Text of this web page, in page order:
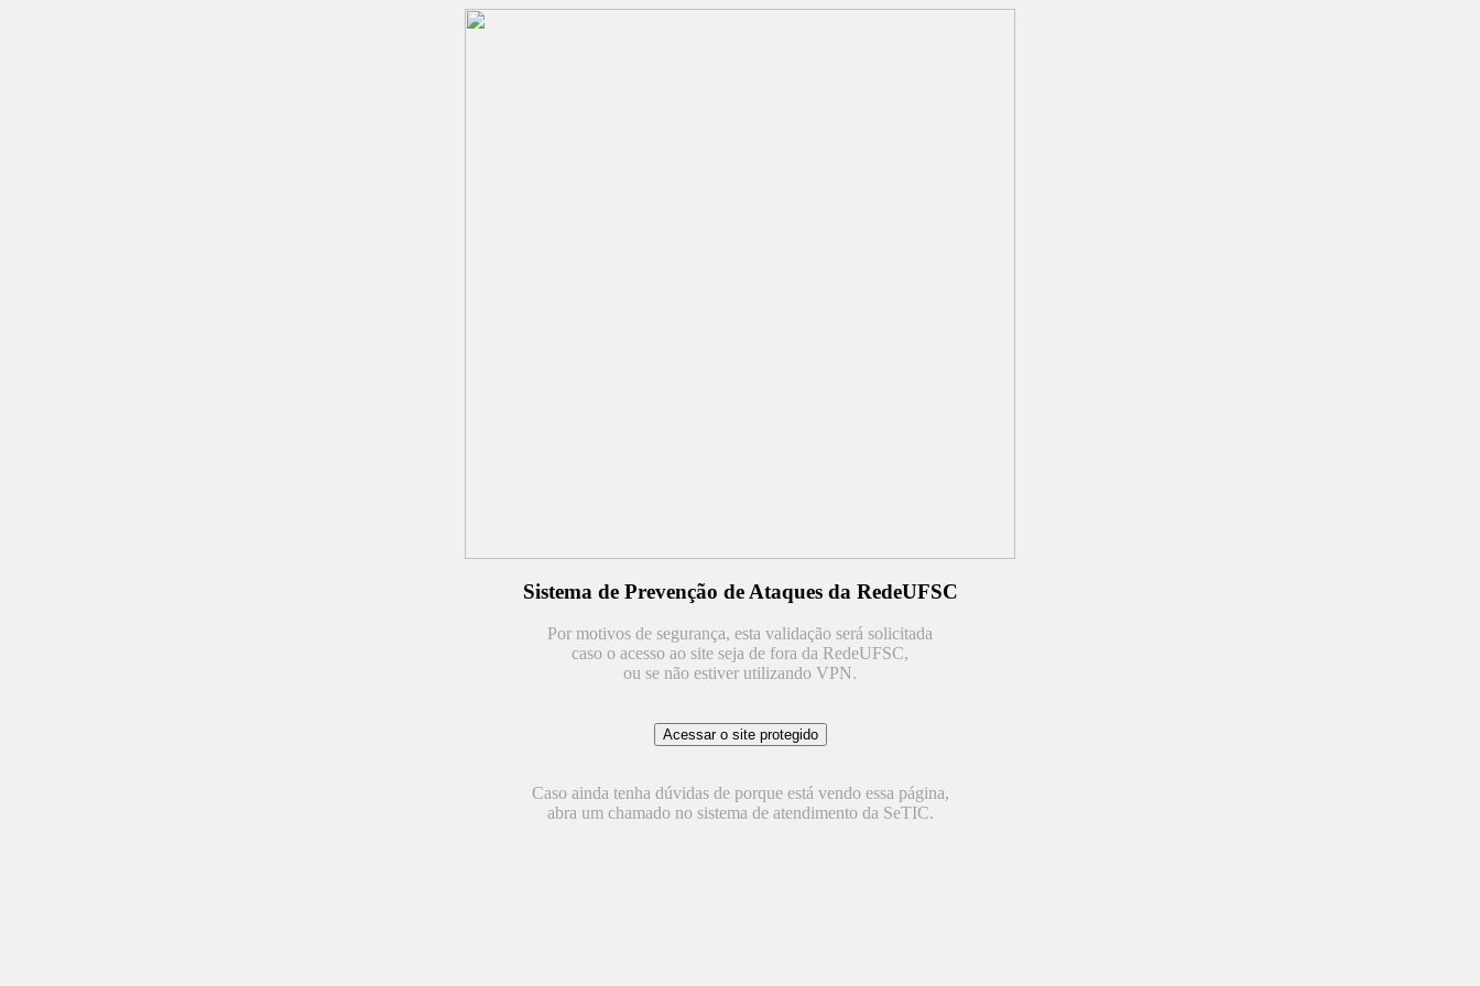
Sistema de Prevenção de Ataques da RedeUFSC
Por motivos de segurança, esta validação será solicitada
caso o acesso ao site seja de fora da RedeUFSC,
ou se não estiver utilizando VPN.
Caso ainda tenha dúvidas de porque está vendo essa página,
abra um chamado no sistema de atendimento da SeTIC.